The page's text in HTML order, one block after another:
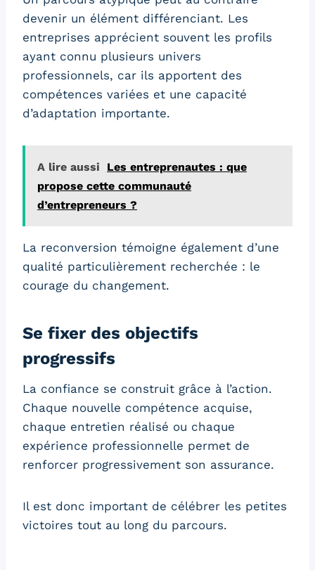
devenir un élément différenciant. Les
entreprises apprécient souvent les profils
ayant connu plusieurs univers
professionnels, car ils apportent des
compétences variées et une capacité
d’adaptation importante.
A lire aussi
Les entreprenautes : que
propose cette communauté
d’entrepreneurs ?
La reconversion témoigne également d’une
qualité particulièrement recherchée : le
courage du changement.
Se fixer des objectifs
progressifs
La confiance se construit grâce à l’action.
Chaque nouvelle compétence acquise,
chaque entretien réalisé ou chaque
expérience professionnelle permet de
renforcer progressivement son assurance.
Il est donc important de célébrer les petites
victoires tout au long du parcours.